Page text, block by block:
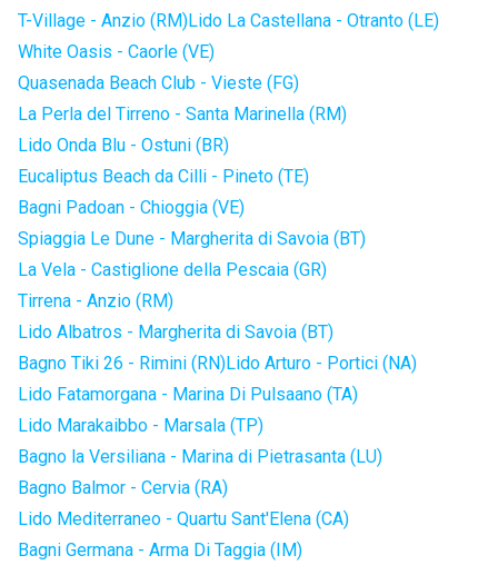
T-Village - Anzio (RM)Lido La Castellana - Otranto (LE)
White Oasis - Caorle (VE)
Quasenada Beach Club - Vieste (FG)
La Perla del Tirreno - Santa Marinella (RM)
Lido Onda Blu - Ostuni (BR)
Eucaliptus Beach da Cilli - Pineto (TE)
Bagni Padoan - Chioggia (VE)
Spiaggia Le Dune - Margherita di Savoia (BT)
La Vela - Castiglione della Pescaia (GR)
Tirrena - Anzio (RM)
Lido Albatros - Margherita di Savoia (BT)
Bagno Tiki 26 - Rimini (RN)Lido Arturo - Portici (NA)
Lido Fatamorgana - Marina Di Pulsaano (TA)
Lido Marakaibbo - Marsala (TP)
Bagno la Versiliana - Marina di Pietrasanta (LU)
Bagno Balmor - Cervia (RA)
Lido Mediterraneo - Quartu Sant'Elena (CA)
Bagni Germana - Arma Di Taggia (IM)